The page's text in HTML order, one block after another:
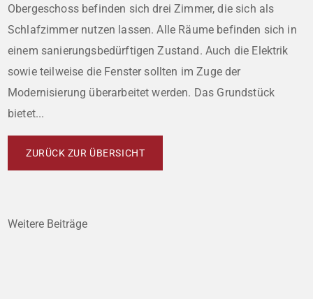
Obergeschoss befinden sich drei Zimmer, die sich als
Schlafzimmer nutzen lassen. Alle Räume befinden sich in
einem sanierungsbedürftigen Zustand. Auch die Elektrik
sowie teilweise die Fenster sollten im Zuge der
Modernisierung überarbeitet werden. Das Grundstück
bietet...
ZURÜCK ZUR ÜBERSICHT
Weitere Beiträge